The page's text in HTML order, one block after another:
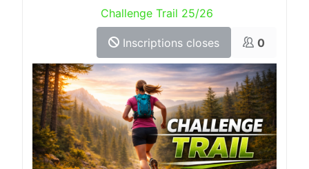
Challenge Trail 25/26
Inscriptions closes 0